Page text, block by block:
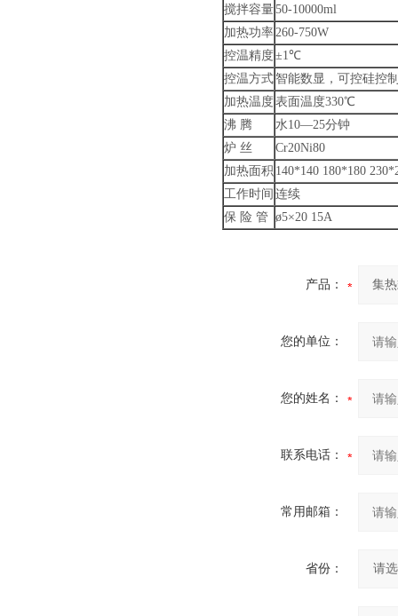
搅拌容量50-10000ml
加热功率260-750W
控温精度±1℃
控温方式 智能数显，可控硅控
加热温度表面温度330℃
沸 腾
水10—25分钟
炉 丝
Cr20Ni80
加热面积 140*140 180*180
工作时间 连续
保 险 管 ø5×20 15A
产品：
您的单位：
您的姓名：
联系电话：
常用邮箱：
省份：